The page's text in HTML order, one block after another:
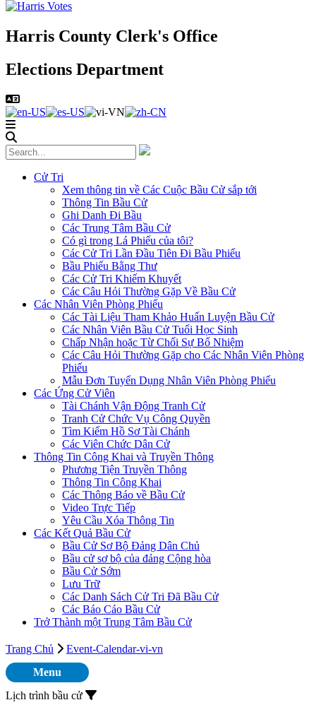
Harris County Clerk's Office
Elections Department
Cử Tri
Xem thông tin về Các Cuộc Bầu Cử sắp tới
Thông Tin Bầu Cử
Ghi Danh Đi Bầu
Các Trung Tâm Bầu Cử
Có gì trong Lá Phiếu của tôi?
Các Cử Tri Lần Đầu Tiên Đi Bầu Phiếu
Bầu Phiếu Bằng Thư
Các Cử Tri Khiếm Khuyết
Các Câu Hỏi Thường Gặp Về Bầu Cử
Các Nhân Viên Phòng Phiếu
Các Tài Liệu Tham Khảo Huấn Luyện Bầu Cử
Các Nhân Viên Bầu Cử Tuổi Học Sinh
Chấp Nhận hoặc Từ Chối Sự Bổ Nhiệm
Các Câu Hỏi Thường Gặp cho Các Nhân Viên Phòng
Phiếu
Mẫu Đơn Tuyển Dụng Nhân Viên Phòng Phiếu
Các Ứng Cử Viên
Tài Chánh Vận Động Tranh Cử
Tranh Cử Chức Vụ Công Quyền
Tìm Kiếm Hồ Sơ Tài Chánh
Các Viên Chức Dân Cử
Thông Tin Công Khai và Truyền Thông
Phương Tiện Truyền Thông
Thông Tin Công Khai
Các Thông Báo về Bầu Cử
Video Trực Tiếp
Yêu Cầu Xóa Thông Tin
Các Kết Quả Bầu Cử
Bầu Cử Sơ Bộ Đảng Dân Chủ
Bầu cử sơ bộ của đảng Cộng hòa
Bầu Cử Sớm
Lưu Trữ
Các Danh Sách Cử Tri Đã Bầu Cử
Các Báo Cáo Bầu Cử
Trở Thành một Trung Tâm Bầu Cử
Trang Chủ
Event-Calendar-vi-vn
Menu
Lịch trình bầu cử